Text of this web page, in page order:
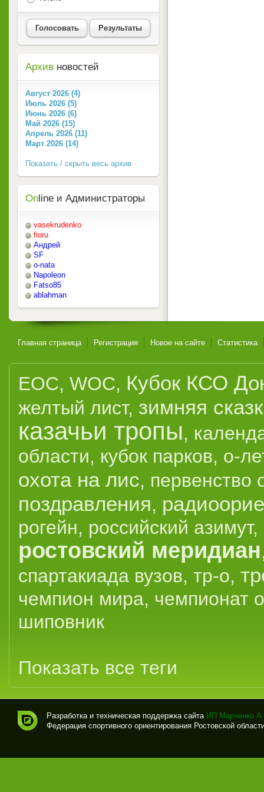
Голосовать Результаты
Архив новостей
Август 2026 (4)
Июль 2026 (5)
Июнь 2026 (6)
Май 2026 (15)
Апрель 2026 (11)
Март 2026 (14)
Показать / скрыть весь архив
On line и Администраторы
vasekrudenko
fioru
Андрей
SF
o-nata
Napoleon
Fatso85
ablahman
Главная страница Регистрация Новое на сайте Статистика
EOC, WOC, Кубок КСО
желтый лист, зимняя
казачьи тропы,
области, кубок парков, о-
охота на лис, первенство
поздравления,
рогейн, российский азимут,
ростовский меридиан
спартакиада вузов, тр-о,
чемпион мира, чемпионат
шиповник
Показать все теги
вно
Разработка и техническая поддержка сайта ИП Марченко
Федерация спортивного ориентирования Ростовской